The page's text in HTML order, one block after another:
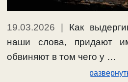
19.03.2026 | Как
наши слова, придают
обвиняют в том чего у …